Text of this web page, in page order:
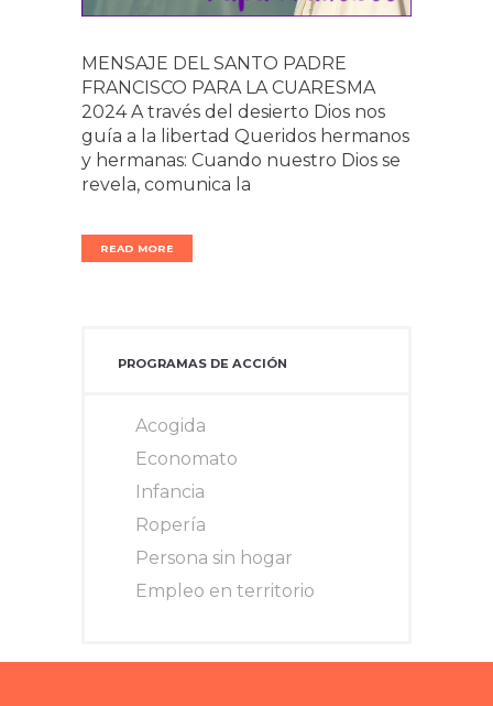
MENSAJE DEL SANTO PADRE
FRANCISCO PARA LA CUARESMA
2024 A través del desierto Dios nos
guía a la libertad Queridos hermanos
y hermanas: Cuando nuestro Dios se
revela, comunica la
READ MORE
PROGRAMAS DE ACCIÓN
Acogida
Economato
Infancia
Ropería
Persona sin hogar
Empleo en territorio